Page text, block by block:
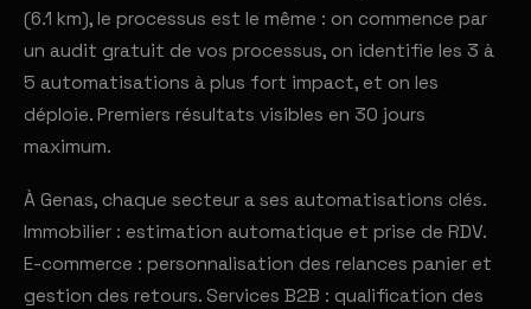
(6.1 km), le processus est le même : on commence par
un audit gratuit de vos processus, on identifie les 3 à
5 automatisations à plus fort impact, et on les
déploie. Premiers résultats visibles en 30 jours
maximum.
À Genas, chaque secteur a ses automatisations clés.
Immobilier : estimation automatique et prise de RDV.
E-commerce : personnalisation des relances panier et
gestion des retours. Services B2B : qualification des